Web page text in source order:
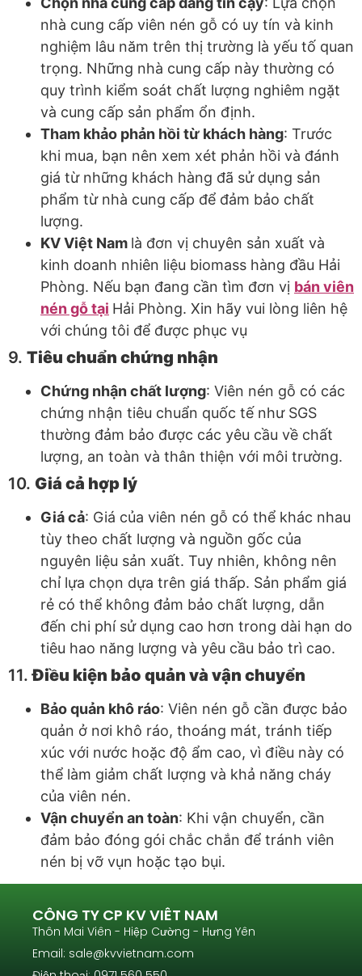
nhà cung cấp viên nén gỗ có uy tín và kinh
nghiệm lâu năm trên thị trường là yếu tố quan
trọng. Những nhà cung cấp này thường có
quy trình kiểm soát chất lượng nghiêm ngặt
và cung cấp sản phẩm ổn định.
Tham khảo phản hồi từ khách hàng: Trước
khi mua, bạn nên xem xét phản hồi và đánh
giá từ những khách hàng đã sử dụng sản
phẩm từ nhà cung cấp để đảm bảo chất
lượng.
KV Việt Nam là đơn vị chuyên sản xuất và
kinh doanh nhiên liệu biomass hàng đầu Hải
Phòng. Nếu bạn đang cần tìm đơn vị bán viên
nén gỗ tại Hải Phòng. Xin hãy vui lòng liên hệ
với chúng tôi để được phục vụ
9. Tiêu chuẩn chứng nhận
Chứng nhận chất lượng: Viên nén gỗ có các
chứng nhận tiêu chuẩn quốc tế như SGS
thường đảm bảo được các yêu cầu về chất
lượng, an toàn và thân thiện với môi trường.
10. Giá cả hợp lý
Giá cả: Giá của viên nén gỗ có thể khác nhau
tùy theo chất lượng và nguồn gốc của
nguyên liệu sản xuất. Tuy nhiên, không nên
chỉ lựa chọn dựa trên giá thấp. Sản phẩm giá
rẻ có thể không đảm bảo chất lượng, dẫn
đến chi phí sử dụng cao hơn trong dài hạn do
tiêu hao năng lượng và yêu cầu bảo trì cao.
11.Điều kiện bảo quản và vận chuyển
Bảo quản khô ráo: Viên nén gỗ cần được bảo
quản ở nơi khô ráo, thoáng mát, tránh tiếp
xúc với nước hoặc độ ẩm cao, vì điều này có
thể làm giảm chất lượng và khả năng cháy
của viên nén.
Vận chuyển an toàn: Khi vận chuyển, cần
đảm bảo đóng gói chắc chắn để tránh viên
nén bị vỡ vụn hoặc tạo bụi.
CÔNG TY CP KV VIÊT NAM
Thôn Mai Viên - Hiệp Cường - Hưng Yên
Email: sale@kvvietnam.com